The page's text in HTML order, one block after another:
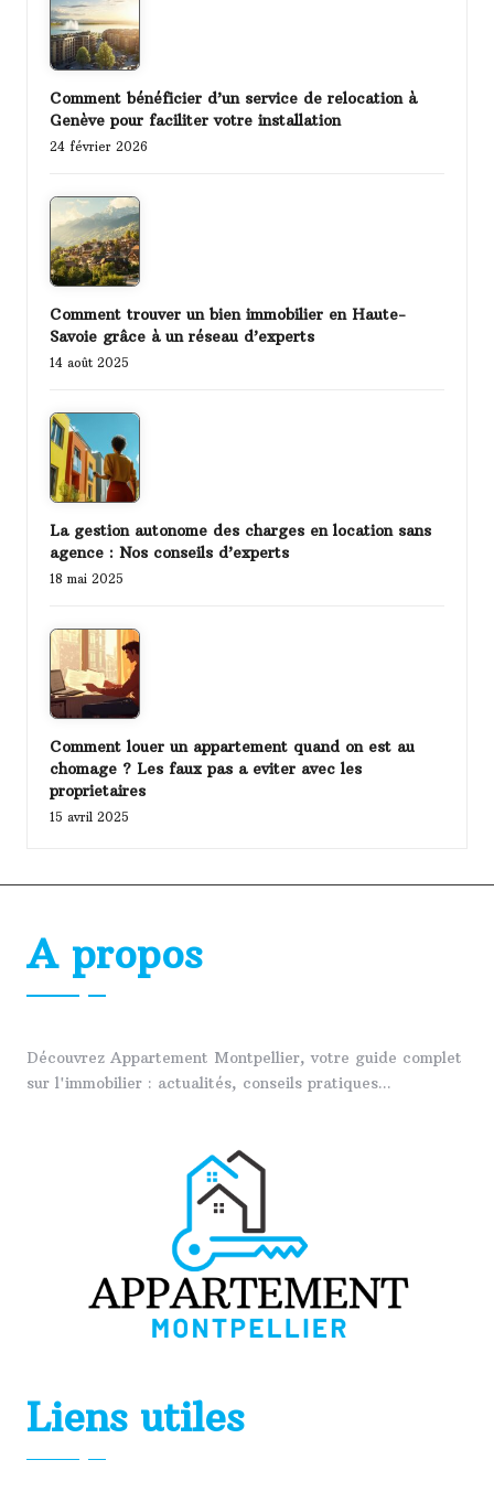
Comment bénéficier d’un service de relocation à
Genève pour faciliter votre installation
24 février 2026
Comment trouver un bien immobilier en Haute-
Savoie grâce à un réseau d’experts
14 août 2025
La gestion autonome des charges en location sans
agence : Nos conseils d’experts
18 mai 2025
Comment louer un appartement quand on est au
chomage ? Les faux pas a eviter avec les
proprietaires
15 avril 2025
A propos
Découvrez Appartement Montpellier, votre guide complet
sur l'immobilier : actualités, conseils pratiques...
Liens utiles